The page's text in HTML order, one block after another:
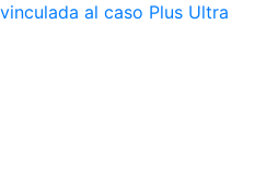
vinculada al caso Plus Ultra